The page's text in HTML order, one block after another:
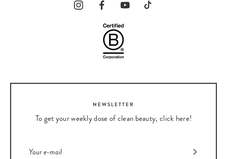
NEWSLETTER
To get your weekly dose of clean beauty, click here!